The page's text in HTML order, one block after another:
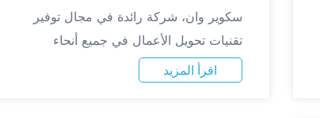
سكوير وان، شركة رائدة في مجال توفير
تقنيات تحويل الأعمال في جميع أنحاء
اقرأ المزيد